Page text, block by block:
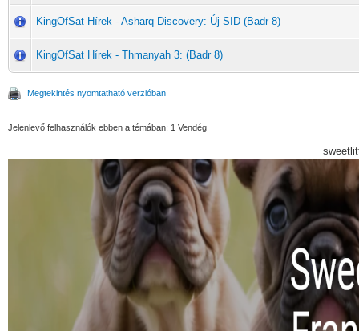
KingOfSat Hírek - Asharq Discovery: Új SID (Badr 8)
KingOfSat Hírek - Thmanyah 3: (Badr 8)
Megtekintés nyomtatható verzióban
Jelenlevő felhasználók ebben a témában: 1 Vendég